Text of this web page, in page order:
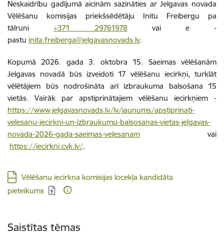
Neskaidrību gadījumā aicinām sazināties ar Jelgavas novada
Vēlēšanu komisijas priekšsēdētāju Initu Freibergu pa
tālruni +371 29761978 vai e -
pastu inita.freiberga@jelgavasnovads.lv.
Kopumā 2026. gada 3. oktobra 15. Saeimas vēlēšanām
Jelgavas novadā būs izveidoti 17 vēlēšanu iecirkņi, turklāt
vēlētājiem būs nodrošināta arī izbraukuma balsošana 15
vietās. Vairāk par apstiprinātajiem vēlēšanu iecirkņiem -
https://www.jelgavasnovads.lv/lv/jaunums/apstiprinati-
velesanu-iecirkni-un-izbraukumu-balsosanas-vietas-jelgavas-
novada-2026-gada-saeimas-velesanam vai
https://iecirkni.cvk.lv/.
Lejupielādēt:
Vēlēšanu iecirkņa komisijas locekļa kandidāta
pieteikums
Saistītas tēmas